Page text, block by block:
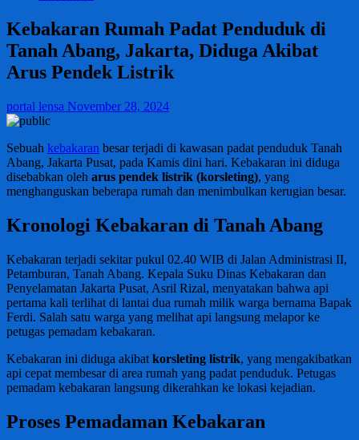
Kebakaran Rumah Padat Penduduk di
Tanah Abang, Jakarta, Diduga Akibat
Arus Pendek Listrik
portal lensa November 28, 2024
Sebuah kebakaran besar terjadi di kawasan padat penduduk Tanah
Abang, Jakarta Pusat, pada Kamis dini hari. Kebakaran ini diduga
disebabkan oleh arus pendek listrik (korsleting), yang
menghanguskan beberapa rumah dan menimbulkan kerugian besar.
Kronologi Kebakaran di Tanah Abang
Kebakaran terjadi sekitar pukul 02.40 WIB di Jalan Administrasi II,
Petamburan, Tanah Abang. Kepala Suku Dinas Kebakaran dan
Penyelamatan Jakarta Pusat, Asril Rizal, menyatakan bahwa api
pertama kali terlihat di lantai dua rumah milik warga bernama Bapak
Ferdi. Salah satu warga yang melihat api langsung melapor ke
petugas pemadam kebakaran.
Kebakaran ini diduga akibat korsleting listrik, yang mengakibatkan
api cepat membesar di area rumah yang padat penduduk. Petugas
pemadam kebakaran langsung dikerahkan ke lokasi kejadian.
Proses Pemadaman Kebakaran